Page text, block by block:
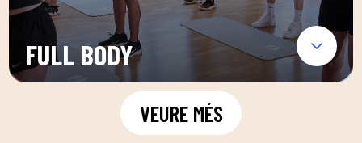
FULL BODY
VEURE MÉS